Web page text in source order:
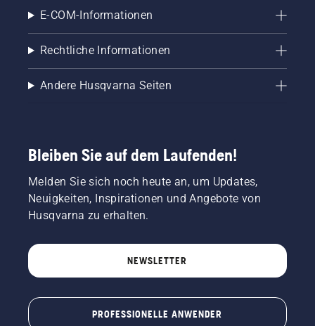
E-COM-Informationen
Rechtliche Informationen
Andere Husqvarna Seiten
Bleiben Sie auf dem Laufenden!
Melden Sie sich noch heute an, um Updates,
Neuigkeiten, Inspirationen und Angebote von
Husqvarna zu erhalten.
NEWSLETTER
PROFESSIONELLE ANWENDER